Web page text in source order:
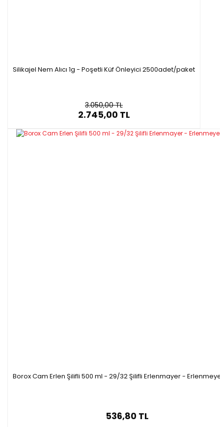
Silikajel Nem Alıcı 1g - Poşetli Küf Önleyici 2500adet/paket
3.050,00 TL
2.745,00 TL
Borox Cam Erlen Şilifli 500 ml - 29/32 Şilifli Erlenmayer -
536,80 TL